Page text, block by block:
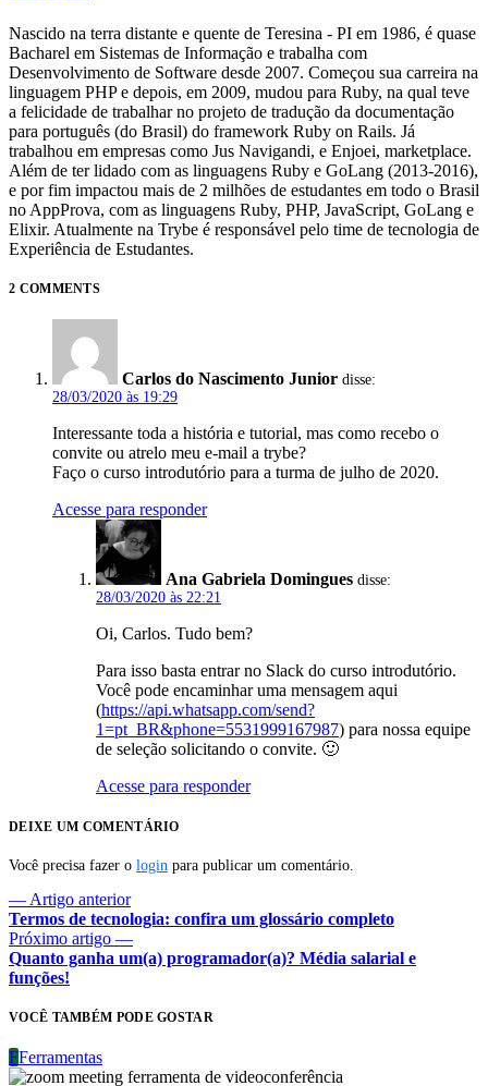
Nascido na terra distante e quente de Teresina - PI em 1986, é quase
Bacharel em Sistemas de Informação e trabalha com
Desenvolvimento de Software desde 2007. Começou sua carreira na
linguagem PHP e depois, em 2009, mudou para Ruby, na qual teve
a felicidade de trabalhar no projeto de tradução da documentação
para português (do Brasil) do framework Ruby on Rails. Já
trabalhou em empresas como Jus Navigandi, e Enjoei, marketplace.
Além de ter lidado com as linguagens Ruby e GoLang (2013-2016),
e por fim impactou mais de 2 milhões de estudantes em todo o Brasil
no AppProva, com as linguagens Ruby, PHP, JavaScript, GoLang e
Elixir. Atualmente na Trybe é responsável pelo time de tecnologia de
Experiência de Estudantes.
2 COMMENTS
Carlos do Nascimento Junior disse:
28/03/2020 às 19:29
Interessante toda a história e tutorial, mas como recebo o
convite ou atrelo meu e-mail a trybe?
Faço o curso introdutório para a turma de julho de 2020.
Acesse para responder
Ana Gabriela Domingues disse:
28/03/2020 às 22:21
Oi, Carlos. Tudo bem?
Para isso basta entrar no Slack do curso introdutório.
Você pode encaminhar uma mensagem aqui
(https://api.whatsapp.com/send?
1=pt_BR&phone=5531999167987) para nossa equipe
de seleção solicitando o convite. 🙂
Acesse para responder
DEIXE UM COMENTÁRIO
Você precisa fazer o login para publicar um comentário.
— Artigo anterior
Termos de tecnologia: confira um glossário completo
Próximo artigo —
Quanto ganha um(a) programador(a)? Média salarial e
funções!
VOCÊ TAMBÉM PODE GOSTAR
FFerramentas